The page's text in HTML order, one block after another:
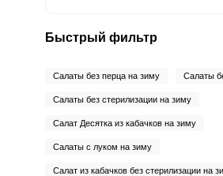
Быстрый фильтр
Салаты без перца на зиму Салаты
Салаты без стерилизации на зиму
Салат Десятка из кабачков на зиму
Салаты с луком на зиму
Салат из кабачков без стерилизации на